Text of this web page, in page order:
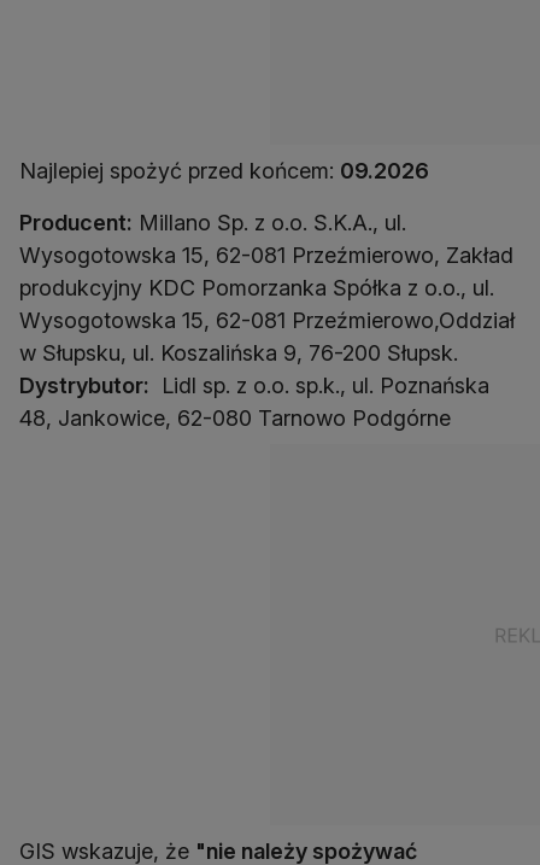
Najlepiej spożyć przed końcem: 09.2026
Producent: Millano Sp. z o.o. S.K.A., ul.
Wysogotowska 15, 62-081 Przeźmierowo, Zakład
produkcyjny KDC Pomorzanka Spółka z o.o., ul.
Wysogotowska 15, 62-081 Przeźmierowo,Oddział
Dystrybutor: Lidl sp. z o.o. sp.k., ul. Poznańska
48, Jankowice, 62-080 Tarnowo Podgórne
GIS wskazuje, że "nie należy spożywać